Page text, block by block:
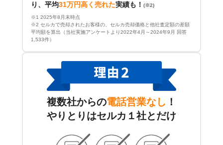
り、平均31万円高く売れた実績も！ (※2)
※1 2025年8月末時点
※2 セルカで売却されたお客様の、セルカ売却価格と他社査定額の差額
平均額を算出（当社実施アンケートより2022年4月～2024年9月 回答
1,533件）
複数社からの電話営業なし ！
やりとりはセルカ１社とだけ